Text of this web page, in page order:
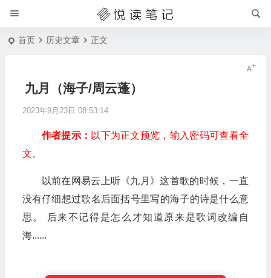
首页 历史文章 正文
九月（海子/周云蓬）
2023年9月23日 08:53:14
作者提示： 以下为正文预览，输入密码可查看全
文。
以前在网易云上听《九月》这首歌的时候，一直
没有仔细想过歌名后面括号里写的海子的诗是什么意
思。 后来不记得是怎么才知道原来是歌词改编自
海......